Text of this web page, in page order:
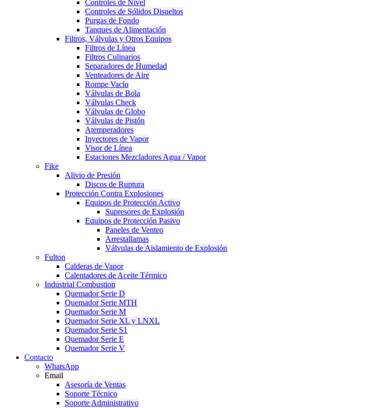
Controles de Nivel
Controles de Sólidos Disueltos
Purgas de Fondo
Tanques de Alimentación
Filtros, Válvulas y Otros Equipos
Filtros de Línea
Filtros Culinarios
Separadores de Humedad
Venteadores de Aire
Rompe Vacío
Válvulas de Bola
Válvulas Check
Válvulas de Globo
Válvulas de Pistón
Atemperadores
Inyectores de Vapor
Visor de Línea
Estaciones Mezcladores Agua / Vapor
Fike
Alivio de Presión
Discos de Ruptura
Protección Contra Explosiones
Equipos de Protección Activo
Supresores de Explosión
Equipos de Protección Pasivo
Paneles de Venteo
Arrestallamas
Válvulas de Aislamiento de Explosión
Fulton
Calderas de Vapor
Calentadores de Aceite Térmico
Industrial Combustion
Quemador Serie D
Quemador Serie MTH
Quemador Serie M
Quemador Serie XL y LNXL
Quemador Serie S1
Quemador Serie E
Quemador Serie V
Contacto
WhatsApp
Email
Asesoría de Ventas
Soporte Técnico
Soporte Administrativo